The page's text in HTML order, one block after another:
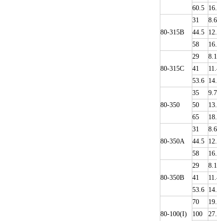
60.5
80-315B
31
8.6
44.5
58
80-315C
29
8.1
41
53.6
80-350
35
50
65
80-350A
31
8.6
44.5
58
80-350B
29
8.1
41
53.6
80-100(I)
70
100